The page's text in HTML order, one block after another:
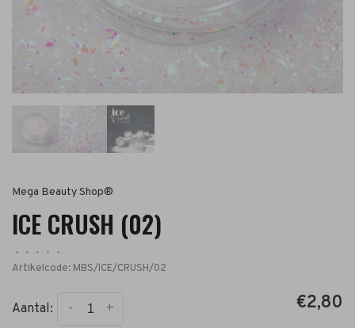
Mega Beauty Shop®
ICE CRUSH (02)
• • • •
•
Artikelcode: MBS/ICE/CRUSH/02
Aantal: +
- €2,80